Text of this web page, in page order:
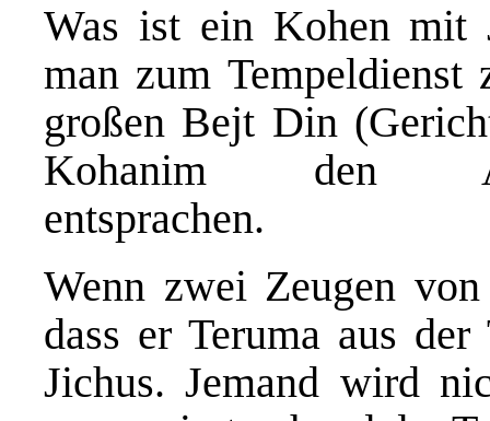
Was ist ein Kohen mit
man zum Tempeldienst
großen Bejt Din
Kohanim den
entsprachen.
Wenn zwei Zeugen von
dass er Teruma aus
Jichus. Jemand wird